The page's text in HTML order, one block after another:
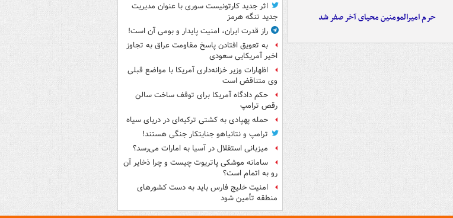
حرم امیرالمومنین محیای آخر صفر شد
اثر جدید کارتونیست سوری با عنوان مدیریت
جدید تنگه هرمز
راز قدرت ایران، امنیت پایدار و بومی آن است!
به تعویق افتادن پاسخ مقاومت عراق به تجاوز
اخیر آمریکایی سعودی
اظهارات وزیر خزانه‌داری آمریکا با مواضع قبلی
وی متناقض است
حکم دادگاه آمریکا برای توقف ساخت سالن
رقص ترامپ
حمله پهپادی به کشتی ترکیه‌ای در دریای سیاه
ترامپ و نتانیاهو جنایتکار جنگی هستند!
میزبانی استقلال در آسیا به امارات می‌رسد؟
سامانه موشکی پاتریوت چیست و چرا ذخایر آن
رو به اتمام است؟
امنیت خلیج فارس باید به دست کشورهای
منطقه تأمین شود